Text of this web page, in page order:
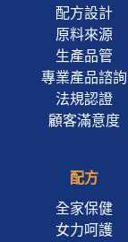
配方設計
原料來源
生產品管
專業產品諮詢
法規認證
顧客滿意度
配方
全家保健
女力呵護